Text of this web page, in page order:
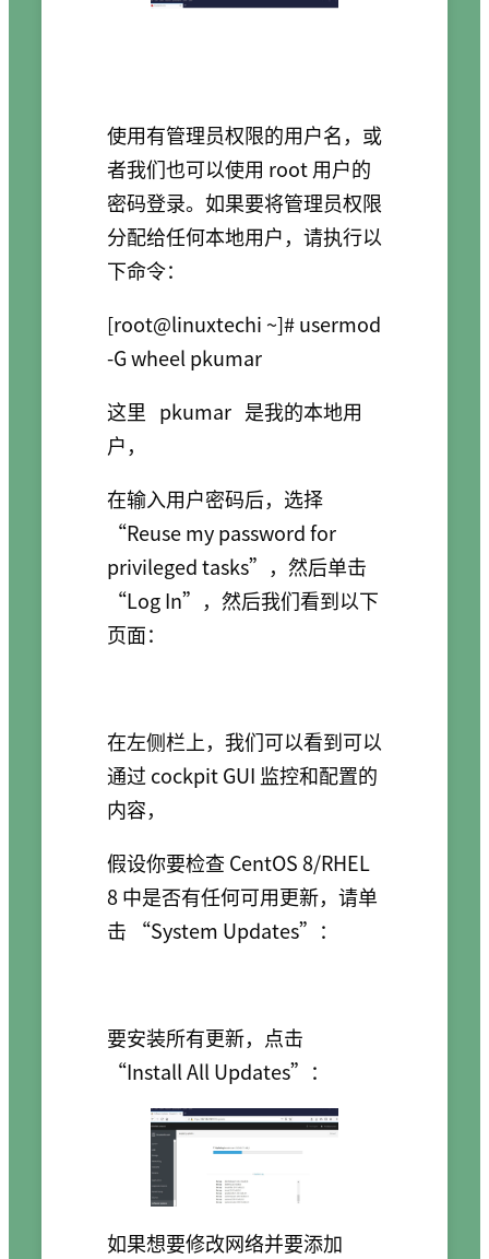
使用有管理员权限的用户名，或
者我们也可以使用 root 用户的
密码登录。如果要将管理员权限
分配给任何本地用户，请执行以
下命令：
[root@linuxtechi ~]# usermod
-G wheel pkumar
这里 pkumar 是我的本地用
户，
在输入用户密码后，选择
“Reuse my password for
privileged tasks”，然后单击
“Log In”，然后我们看到以下
页面：
在左侧栏上，我们可以看到可以
通过 cockpit GUI 监控和配置的
内容，
假设你要检查 CentOS 8/RHEL
8 中是否有任何可用更新，请单
击 “System Updates”：
要安装所有更新，点击
“Install All Updates”：
如果想要修改网络并要添加